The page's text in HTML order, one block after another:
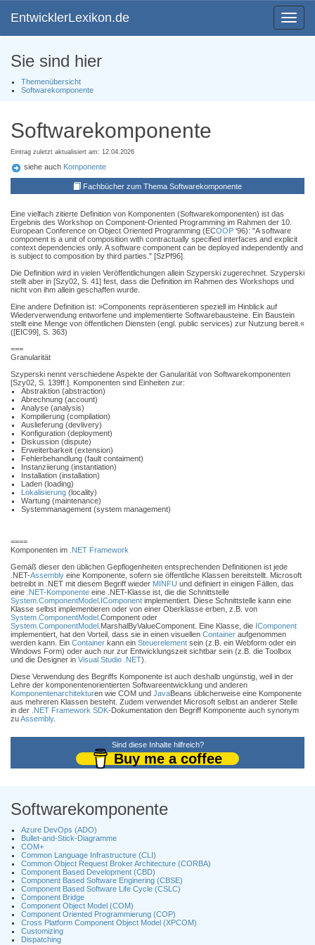
Toggle
EntwicklerLexikon.de
Sie sind hier
Themenübersicht
Softwarekomponente
Softwarekomponente
Eintrag zuletzt aktualisiert am: 12.04.2026
siehe auch Komponente
Fachbücher zum Thema Softwarekomponente
Eine vielfach zitierte Definition von Komponenten (Softwarekomponenten) ist das
Ergebnis des Workshop on Component-Oriented Programming im Rahmen der 10.
European Conference on Object Oriented Programming (ECOOP '96): "A software
component is a unit of composition with contractually specified interfaces and explicit
context dependencies only. A software component can be deployed independently and
is subject to composition by third parties." [SzPf96].
Die Definition wird in vielen Veröffentlichungen allein Szyperski zugerechnet. Szyperski
stellt aber in [Szy02, S. 41] fest, dass die Definition im Rahmen des Workshops und
nicht von ihm allein geschaffen wurde.
Eine andere Definition ist: »Components repräsentieren speziell im Hinblick auf
Wiederverwendung entworfene und implementierte Softwarebausteine. Ein Baustein
stellt eine Menge von öffentlichen Diensten (engl. public services) zur Nutzung bereit.«
([EIC99], S. 363)
===
Granularität
Szyperski nennt verschiedene Aspekte der Ganularität von Softwarekomponenten
[Szy02, S. 139ff.]. Komponenten sind Einheiten zur:
Abstraktion (abstraction)
Abrechnung (account)
Analyse (analysis)
Kompilierung (compilation)
Auslieferung (devlivery)
Konfiguration (deployment)
Diskussion (dispute)
Erweiterbarkeit (extension)
Fehlerbehandlung (fault contaiment)
Instanziierung (instantiation)
Installation (installation)
Laden (loading)
Lokalisierung (locality)
Wartung (maintenance)
Systemmanagement (system management)
====
Komponenten im .NET Framework
Gemäß dieser den üblichen Gepflogenheiten entsprechenden Definitionen ist jede
.NET-Assembly eine Komponente, sofern sie öffentliche Klassen bereitstellt. Microsoft
betreibt in .NET mit diesem Begriff wieder MINFU und definiert in einigen Fällen, das
eine .NET-Komponente eine .NET-Klasse ist, die die Schnittstelle
System.ComponentModel IComponent implementiert. Diese Schnittstelle kann eine
Klasse selbst implementieren oder von einer Oberklasse erben, z.B. von
System.ComponentModel .Component oder
System.ComponentModel .MarshalByValueComponent. Eine Klasse, die IComponent
implementiert, hat den Vorteil, dass sie in einen visuellen Container aufgenommen
werden kann. Ein Container kann ein Steuerelement sein (z.B. ein Webform oder ein
Windows Form) oder auch nur zur Entwicklungszeit sichtbar sein (z.B. die Toolbox
und die Designer in Visual Studio .NET).
Diese Verwendung des Begriffs Komponente ist auch deshalb ungünstig, weil in der
Lehre der komponentenorientierten Softwareentwicklung und anderen
Komponentenarchitekturen wie COM und JavaBeans üblicherweise eine Komponente
aus mehreren Klassen besteht. Zudem verwendet Microsoft selbst an anderer Stelle
in der .NET Framework SDK-Dokumentation den Begriff Komponente auch synonym
zuAssembly.
Sind diese Inhalte hilfreich?
Buy me a coffee
Softwarekomponente
Azure DevOps (ADO)
Bullet-and-Stick-Diagramme
COM+
Common Language Infrastructure (CLI)
Common Object Request Broker Architecture (CORBA)
Component Based Development (CBD)
Component Based Software Enginering (CBSE)
Component Based Software Life Cycle (CSLC)
Component Bridge
Component Object Model (COM)
Component Oriented Programmierung (COP)
Cross Platform Component Object Model (XPCOM)
Customizing
Dispatching